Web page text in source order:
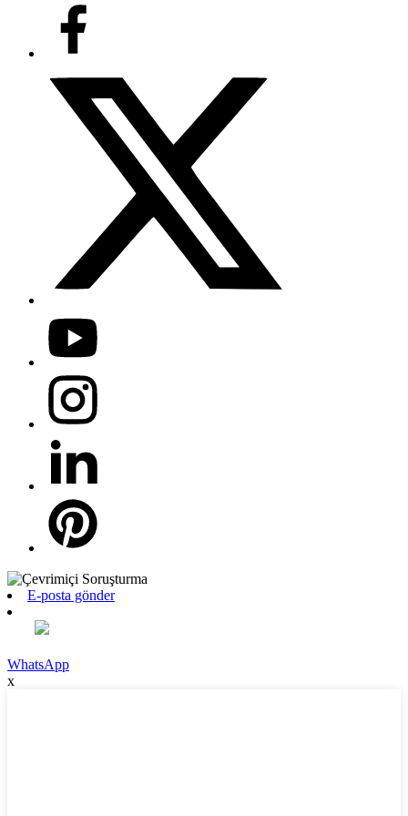
E-posta gönder
WhatsApp
x